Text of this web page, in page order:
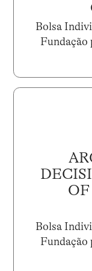
Bolsa
Fundação
Bolsa
Fundação